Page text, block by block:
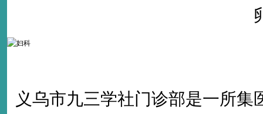
义乌市九三学社门诊部是一所